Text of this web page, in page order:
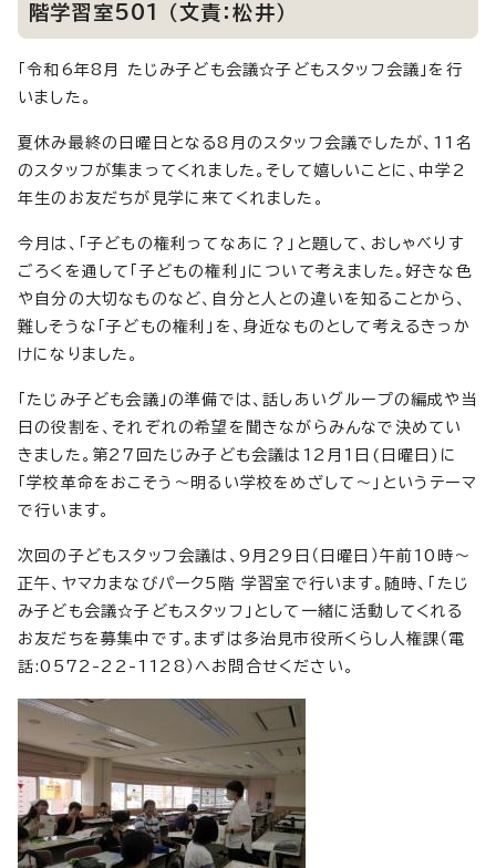
階学習室501 （文責：松井）
「令和6年8月 たじみ子ども会議☆子どもスタッフ会議」を行
いました。
夏休み最終の日曜日となる8月のスタッフ会議でしたが、11名
のスタッフが集まってくれました。そして嬉しいことに、中学2
年生のお友だちが見学に来てくれました。
今月は、「子どもの権利ってなあに？」と題して、おしゃべりす
ごろくを通して「子どもの権利」について考えました。好きな色
や自分の大切なものなど、自分と人との違いを知ることから、
難しそうな「子どもの権利」を、身近なものとして考えるきっか
けになりました。
「たじみ子ども会議」の準備では、話しあいグループの編成や当
日の役割を、それぞれの希望を聞きながらみんなで決めてい
きました。第27回たじみ子ども会議は12月1日(日曜日)に
「学校革命をおこそう～明るい学校をめざして～」というテーマ
で行います。
次回の子どもスタッフ会議は、9月29日（日曜日）午前10時～
正午、ヤマカまなびパーク5階 学習室で行います。随時、「たじ
み子ども会議☆子どもスタッフ」として一緒に活動してくれる
お友だちを募集中です。まずは多治見市役所くらし人権課（電
話:0572-22-1128）へお問合せください。